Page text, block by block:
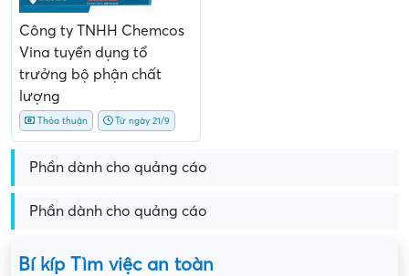
Công ty TNHH Chemcos
Vina tuyển dụng tổ
trưởng bộ phận chất
lượng
Thỏa thuận Từ ngày 21/9
Phần dành cho quảng cáo
Phần dành cho quảng cáo
Bí kíp Tìm việc an toàn